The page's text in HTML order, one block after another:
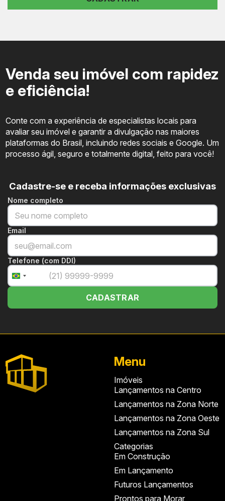
Venda seu imóvel com rapidez
e eficiência!
Conte com a experiência de especialistas locais para
avaliar seu imóvel e garantir a divulgação nas maiores
plataformas do Brasil, incluindo redes sociais e Google. Um
processo ágil, seguro e totalmente digital, feito para você!
Cadastre-se e receba informações exclusivas
Nome completo
Email
Telefone (com DDI)
Brazil
+55
CADASTRAR
Menu
Imóveis
Lançamentos na Centro
Lançamentos na Zona Norte
Lançamentos na Zona Oeste
Lançamentos na Zona Sul
Categorias
Em Construção
Em Lançamento
Futuros Lançamentos
Prontos para Morar